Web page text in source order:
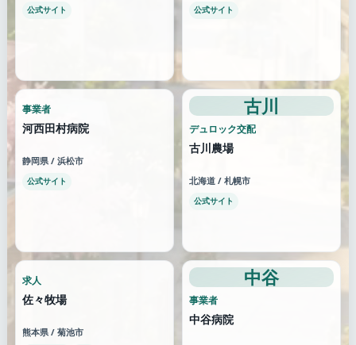
公式サイト 公式サイト
事業者
河西田村病院
静岡県 / 浜松市
公式サイト
古川
デュロック交配
古川農場
北海道 / 札幌市
公式サイト
求人
佐々牧場
熊本県 / 菊池市
中谷
事業者
中谷病院